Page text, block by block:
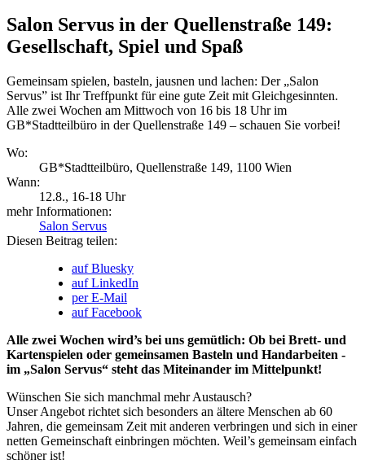
Salon Servus in der Quellenstraße 149:
Gesellschaft, Spiel und Spaß
Gemeinsam spielen, basteln, jausnen und lachen: Der „Salon
Servus” ist Ihr Treffpunkt für eine gute Zeit mit Gleichgesinnten.
Alle zwei Wochen am Mittwoch von 16 bis 18 Uhr im
GB*Stadtteilbüro in der Quellenstraße 149 – schauen Sie vorbei!
Wo:
GB*Stadtteilbüro, Quellenstraße 149, 1100 Wien
Wann:
12.8., 16-18 Uhr
mehr Informationen:
Salon Servus
Diesen Beitrag teilen:
auf Bluesky
auf LinkedIn
per E-Mail
auf Facebook
Alle zwei Wochen wird’s bei uns gemütlich: Ob bei Brett- und
Kartenspielen oder gemeinsamen Basteln und Handarbeiten -
im „Salon Servus“ steht das Miteinander im Mittelpunkt!
Wünschen Sie sich manchmal mehr Austausch?
Unser Angebot richtet sich besonders an ältere Menschen ab 60
Jahren, die gemeinsam Zeit mit anderen verbringen und sich in einer
netten Gemeinschaft einbringen möchten. Weil’s gemeinsam einfach
schöner ist!